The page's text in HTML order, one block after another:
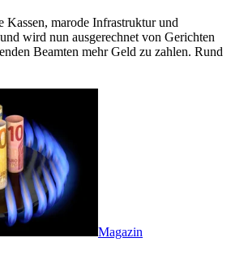
Kassen, marode Infrastruktur und
wird nun ausgerechnet von Gerichten
Beamten mehr Geld zu zahlen. Rund
Magazin